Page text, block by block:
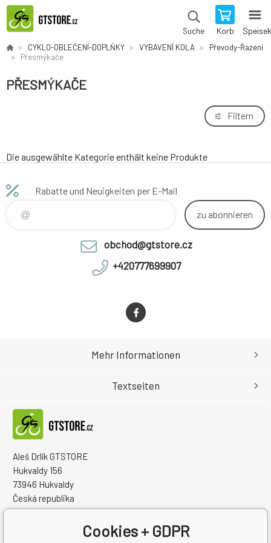
Suche Korb
CYKLO-OBLEČENÍ-DOPLŇKY VYBAVENÍ KOLA
Převody-Řazení
Přesmýkače
PŘESMÝKAČE
Filtern
Die ausgewählte Kategorie enthält keine Produkte
Rabatte und Neuigkeiten per E-Mail
zu abonnieren
obchod@gtstore.cz
+420777699907
Aleš Drlík GTSTORE
Hukvaldy 156
73946 Hukvaldy
Česká republika
Handelsregister Nr.: 68908792
Steuernum.: CZ7405084940
Mehr Informationen
Textseiten
Cookies + GDPR